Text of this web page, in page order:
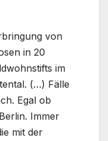
von
in 20
im
(…) Fälle
Egal ob
Immer
mit der